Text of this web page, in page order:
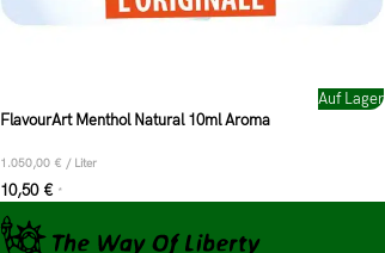
Auf Lager
FlavourArt Menthol Natural 10ml Aroma
1.050,00 € / Liter
10,50 € *